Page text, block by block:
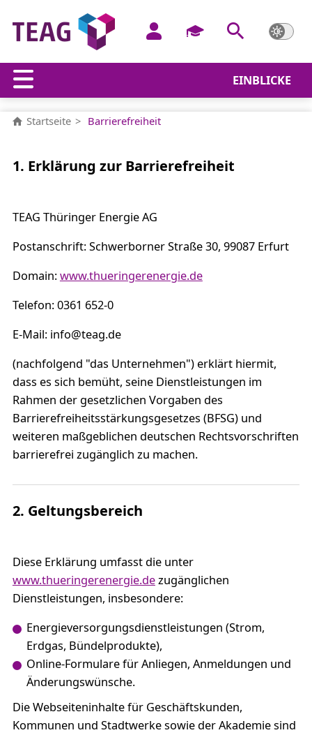
EINBLICKE
Barrierefreiheit
Startseite Barrierefreiheit
1. Erklärung zur Barrierefreiheit
TEAG Thüringer Energie AG
Postanschrift: Schwerborner Straße 30, 99087 Erfurt
Domain:www.thueringerenergie.de
Telefon: 0361 652-0
E-Mail: info@teag.de
(nachfolgend "das Unternehmen") erklärt hiermit,
dass es sich bemüht, seine Dienstleistungen im
Rahmen der gesetzlichen Vorgaben des
Barrierefreiheitsstärkungsgesetzes (BFSG) und
weiteren maßgeblichen deutschen Rechtsvorschriften
barrierefrei zugänglich zu machen.
2. Geltungsbereich
Diese Erklärung umfasst die unter
www.thueringerenergie.dezugänglichen
Dienstleistungen, insbesondere:
Energieversorgungsdienstleistungen (Strom,
Erdgas, Bündelprodukte),
Online-Formulare für Anliegen, Anmeldungen und
Änderungswünsche.
Die Webseiteninhalte für Geschäftskunden,
Kommunen und Stadtwerke sowie der Akademie sind